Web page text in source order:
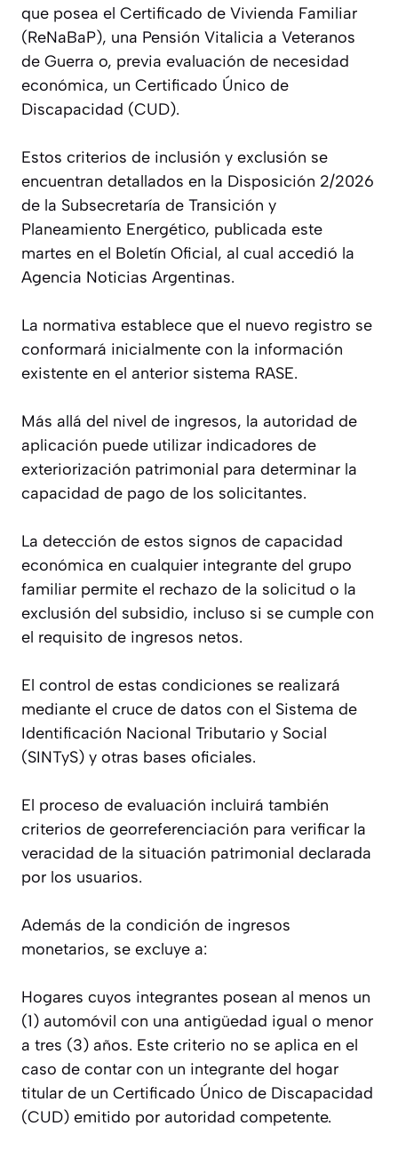
que posea el Certificado de Vivienda Familiar
(ReNaBaP), una Pensión Vitalicia a Veteranos
de Guerra o, previa evaluación de necesidad
económica, un Certificado Único de
Discapacidad (CUD).
Estos criterios de inclusión y exclusión se
encuentran detallados en la Disposición 2/2026
de la Subsecretaría de Transición y
Planeamiento Energético, publicada este
martes en el Boletín Oficial, al cual accedió la
Agencia Noticias Argentinas.
La normativa establece que el nuevo registro se
conformará inicialmente con la información
existente en el anterior sistema RASE.
Más allá del nivel de ingresos, la autoridad de
aplicación puede utilizar indicadores de
exteriorización patrimonial para determinar la
capacidad de pago de los solicitantes.
La detección de estos signos de capacidad
económica en cualquier integrante del grupo
familiar permite el rechazo de la solicitud o la
exclusión del subsidio, incluso si se cumple con
el requisito de ingresos netos.
El control de estas condiciones se realizará
mediante el cruce de datos con el Sistema de
Identificación Nacional Tributario y Social
(SINTyS) y otras bases oficiales.
El proceso de evaluación incluirá también
criterios de georreferenciación para verificar la
veracidad de la situación patrimonial declarada
por los usuarios.
Además de la condición de ingresos
monetarios, se excluye a:
Hogares cuyos integrantes posean al menos un
(1) automóvil con una antigüedad igual o menor
a tres (3) años. Este criterio no se aplica en el
caso de contar con un integrante del hogar
titular de un Certificado Único de Discapacidad
(CUD) emitido por autoridad competente.